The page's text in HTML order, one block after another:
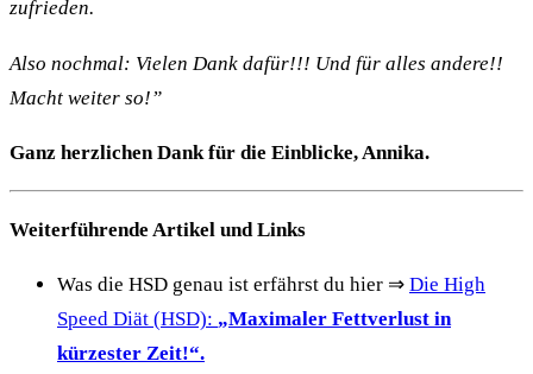
zufrieden.
Also nochmal: Vielen Dank dafür!!! Und für alles andere!!
Macht weiter so!”
Ganz herzlichen Dank für die Einblicke, Annika.
Weiterführende Artikel und Links
Was die HSD genau ist erfährst du hier ⇒ Die High
Speed Diät (HSD): „Maximaler Fettverlust in
kürzester Zeit!“.